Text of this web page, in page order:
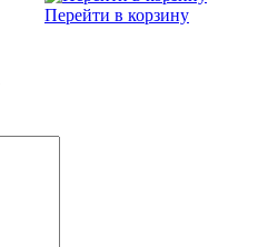
Перейти в корзину